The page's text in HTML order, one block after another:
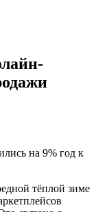
на 9% год к
тёплой зиме